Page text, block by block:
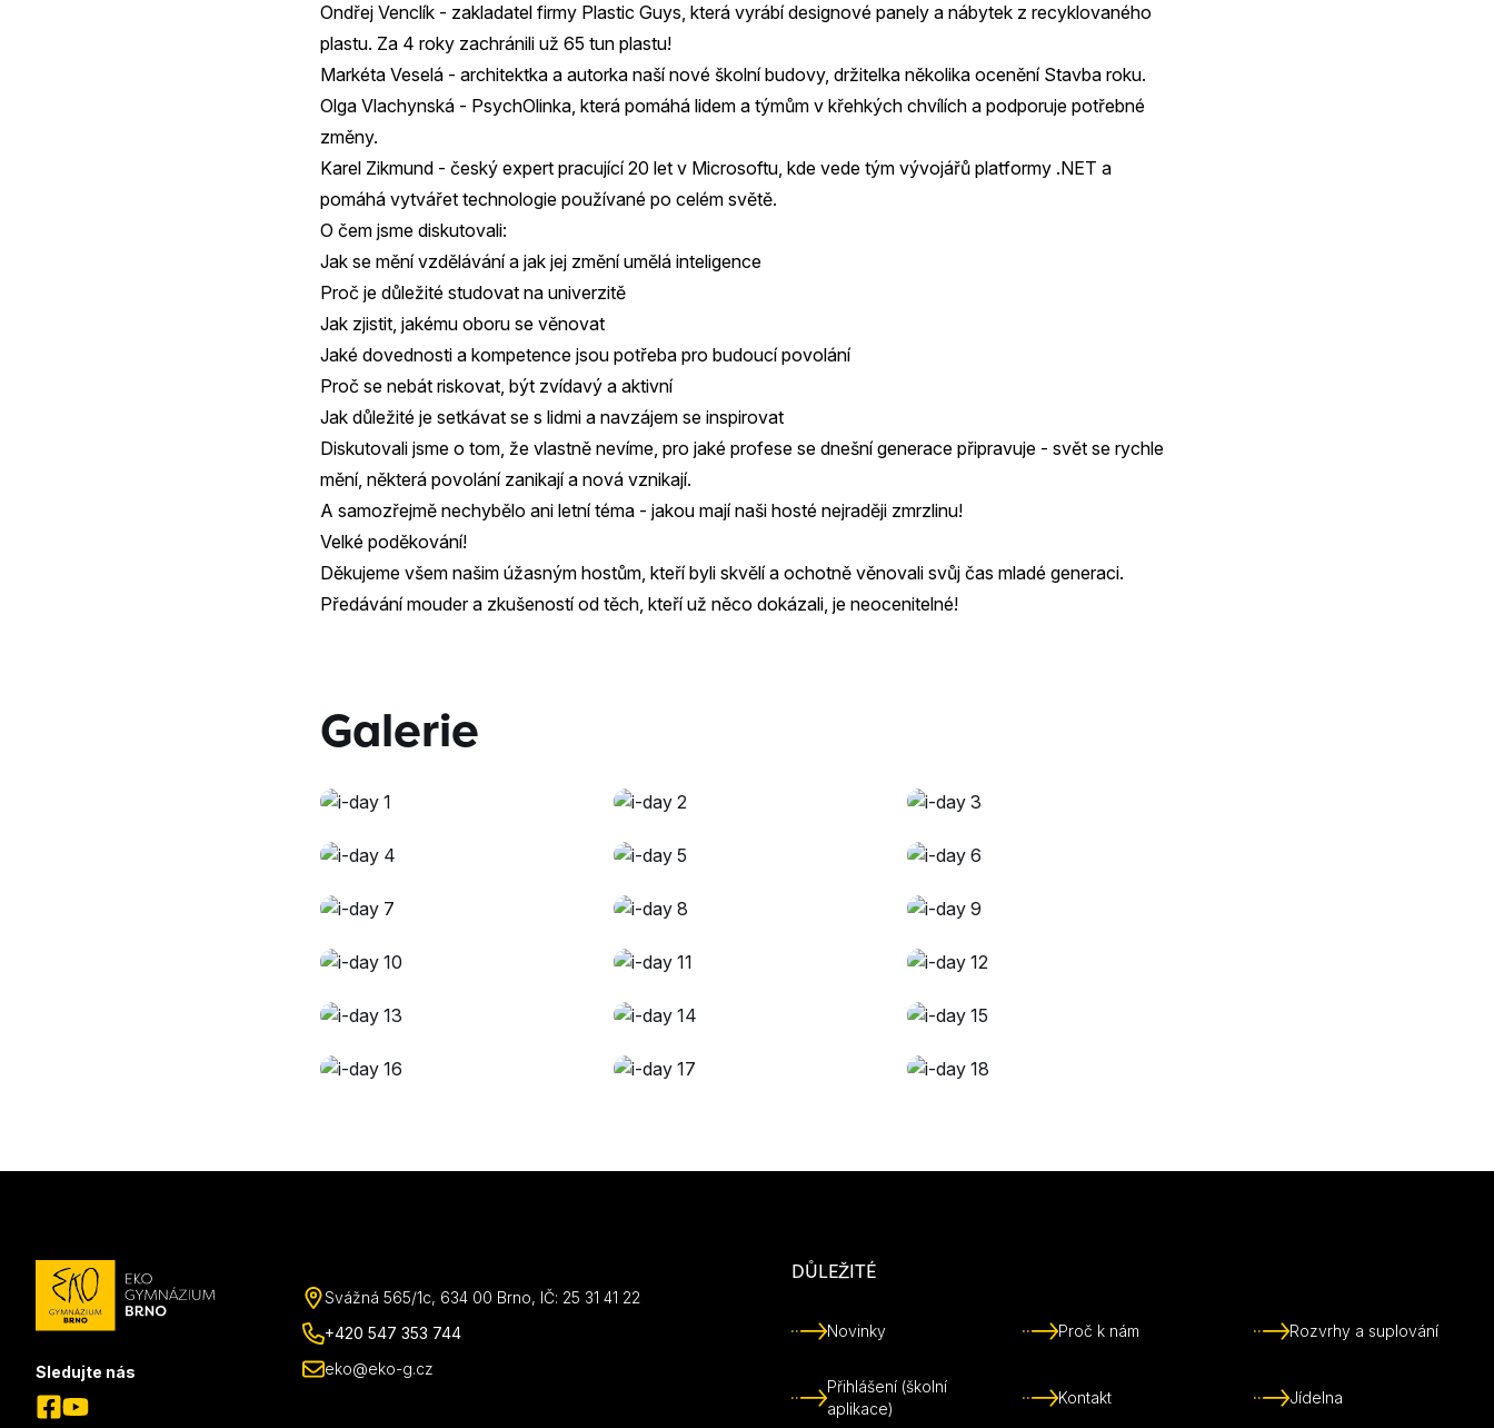
Ondřej Venclík - zakladatel firmy Plastic Guys, která vyrábí designové panely a nábytek z recyklovaného
plastu. Za 4 roky zachránili už 65 tun plastu!
Markéta Veselá - architektka a autorka naší nové školní budovy, držitelka několika ocenění Stavba roku.
Olga Vlachynská - PsychOlinka, která pomáhá lidem a týmům v křehkých chvílích a podporuje potřebné
změny.
Karel Zikmund - český expert pracující 20 let v Microsoftu, kde vede tým vývojářů platformy .NET a
pomáhá vytvářet technologie používané po celém světě.
O čem jsme diskutovali:
Jak se mění vzdělávání a jak jej změní umělá inteligence
Proč je důležité studovat na univerzitě
Jak zjistit, jakému oboru se věnovat
Jaké dovednosti a kompetence jsou potřeba pro budoucí povolání
Proč se nebát riskovat, být zvídavý a aktivní
Jak důležité je setkávat se s lidmi a navzájem se inspirovat
Diskutovali jsme o tom, že vlastně nevíme, pro jaké profese se dnešní generace připravuje - svět se rychle
mění, některá povolání zanikají a nová vznikají.
A samozřejmě nechybělo ani letní téma - jakou mají naši hosté nejraději zmrzlinu!
Velké poděkování!
Děkujeme všem našim úžasným hostům, kteří byli skvělí a ochotně věnovali svůj čas mladé generaci.
Předávání mouder a zkušeností od těch, kteří už něco dokázali, je neocenitelné!
Galerie
Sledujte nás
Svážná 565/1c, 634 00 Brno, IČ: 25 31 41 22
+420 547 353 744
eko@eko-g.cz
DŮLEŽITÉ
Novinky Proč k nám Rozvrhy a suplování
Přihlášení (školní
aplikace)
Kontakt Jídelna